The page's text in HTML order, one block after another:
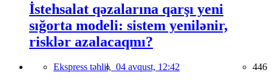
İstehsalat qəzalarına qarşı yeni
sığorta modeli: sistem yenilənir,
risklər azalacaqmı?
Ekspress təhlil, 04 avqust, 12:42 446